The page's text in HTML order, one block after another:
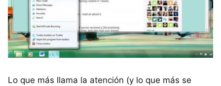
Lo que más llama la atención (y lo que más se